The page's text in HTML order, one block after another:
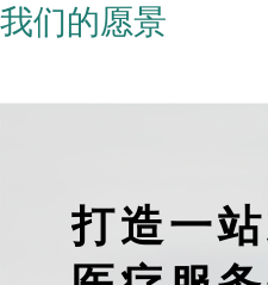
我们的愿景
打造一